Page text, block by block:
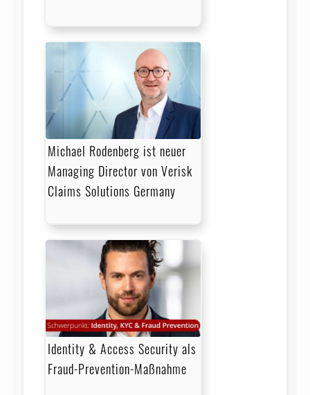
Michael Rodenberg ist neuer
Managing Director von Verisk
Claims Solutions Germany
Identity & Access Security als
Fraud-Prevention-Maßnahme